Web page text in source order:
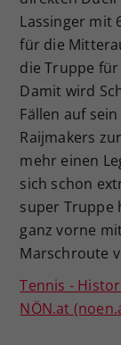
Lassinger mit
für die
die Truppe
Damit wird
Fällen auf
Raijmakers
mehr einen
sich schon
super Truppe
ganz vorne
Marschroute
Tennis -
NÖN.at